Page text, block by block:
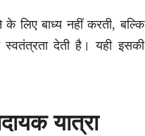
लिए बाध्य नहीं करती, बल्कि
देती है। यही इसकी
यात्रा